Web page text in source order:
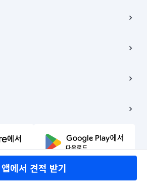
앱에서 견적 받기
로구 율곡로 6(중학동, 트윈트리빌딩) B동 5층
구 수송동 율곡로 24, 7층, 8층 미소
의무와 책임은 거래당사자에게 있습니다.
All Rights Reserved.